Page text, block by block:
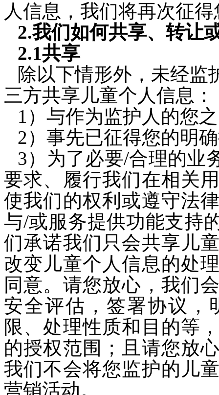
人信息，我们将再次征
2.我们如何共享、转让
2.1共享
除以下情形外，未经监
三方共享儿童个人信息：
1）与作为监护人的您
2）事先已征得您的明
3）为了必要/合理的业
要求、履行我们在相关
使我们的权利或遵守法
与/或服务提供功能支持
们承诺我们只会共享儿
改变儿童个人信息的处
同意。请您放心，我们
安全评估，签署协议，
限、处理性质和目的等
的授权范围；且请您放
我们不会将您监护的儿
营销活动。